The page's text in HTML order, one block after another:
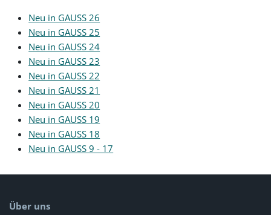
Neu in GAUSS 26
Neu in GAUSS 25
Neu in GAUSS 24
Neu in GAUSS 23
Neu in GAUSS 22
Neu in GAUSS 21
Neu in GAUSS 20
Neu in GAUSS 19
Neu in GAUSS 18
Neu in GAUSS 9 - 17
Über uns